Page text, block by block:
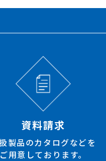
資料請求
製品のカタログなどを
ご用意しております。